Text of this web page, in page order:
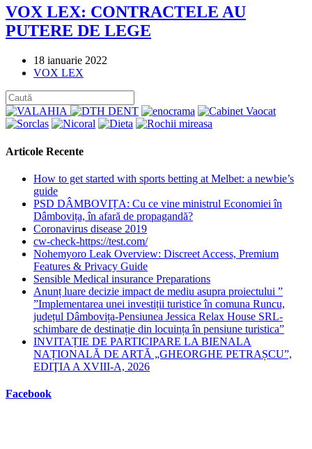
VOX LEX: CONTRACTELE AU
PUTERE DE LEGE
Post
published:
18 ianuarie 2022
Post
VOX LEX
Articole Recente
How to get started with sports betting at Melbet: a newbie’s
guide
PSD DÂMBOVIȚA: Cu ce vine ministrul Economiei în
Dâmbovița, în afară de propagandă?
Coronavirus disease 2019
cw-check-https://test.com/
Nohemyoro Leak Overview: Discreet Access, Premium
Features & Privacy Guide
Sensible Medical insurance Preparations
Anunț luare decizie impact de mediu asupra proiectului ”
”Implementarea unei investiții turistice în comuna Runcu,
județul Dâmbovița-Pensiunea Jessica Relax House SRL-
schimbare de destinație din locuința în pensiune turistica”
INVITAȚIE DE PARTICIPARE LA BIENALA
NAȚIONALĂ DE ARTĂ „GHEORGHE PETRAȘCU”,
EDIŢIA A XVIII-A, 2026
Facebook